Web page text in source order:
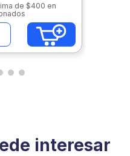
de $400 en
interesar